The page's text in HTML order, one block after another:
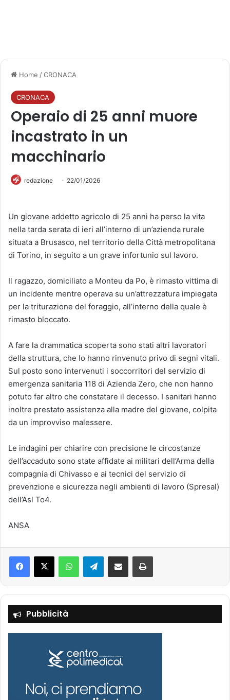
Home /CRONACA
CRONACA
Operaio di 25 anni muore
incastrato in un
macchinario
redazione 22/01/2026
Un giovane addetto agricolo di 25 anni ha perso la vita
nella tarda serata di ieri all’interno di un’azienda rurale
situata a Brusasco, nel territorio della Città metropolitana
di Torino, in seguito a un grave infortunio sul lavoro.
Il ragazzo, domiciliato a Monteu da Po, è rimasto vittima di
un incidente mentre operava su un’attrezzatura impiegata
per la triturazione del foraggio, all’interno della quale è
rimasto bloccato.
A fare la drammatica scoperta sono stati altri lavoratori
della struttura, che lo hanno rinvenuto privo di segni vitali.
Sul posto sono intervenuti i soccorritori del servizio di
emergenza sanitaria 118 di Azienda Zero, che non hanno
potuto far altro che constatare il decesso. I sanitari hanno
inoltre prestato assistenza alla madre del giovane, colpita
da un improvviso malessere.
Le indagini per chiarire con precisione le circostanze
dell’accaduto sono state affidate ai militari dell’Arma della
compagnia di Chivasso e ai tecnici del servizio di
prevenzione e sicurezza negli ambienti di lavoro (Spresal)
dell’Asl To4.
ANSA
Telegram
Pubblicità